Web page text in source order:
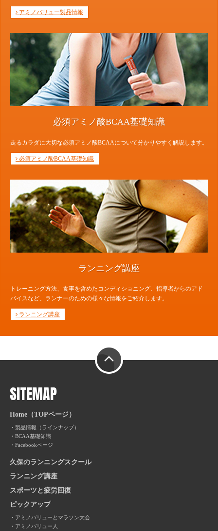
アミノバリュー製品情報
必須アミノ酸BCAA基礎知識
走るカラダに大切な必須アミノ酸BCAAについて分かりやすく解説します。
必須アミノ酸BCAA基礎知識
ランニング講座
トレーニング方法、食事を含めたコンディショニング、指導者からのアド
バイスなど、ランナーのための様々な情報をご紹介します。
ランニング講座
SITEMAP
Home（TOPページ）
製品情報（ラインナップ）
BCAA基礎知識
Facebookページ
久保のランニングスクール
ランニング講座
スポーツと疲労回復
ピックアップ
アミノバリューとマラソン大会
アミノバリュー人